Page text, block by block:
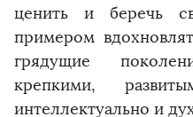
ценить и беречь
примером
грядущие
крепкими,
интеллектуально и